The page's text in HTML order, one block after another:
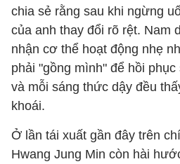
chia sẻ rằng sau khi ngừng
của anh thay đổi rõ rệt. Nam
nhận cơ thể hoạt động nhẹ
phải "gồng mình" để hồi
và mỗi sáng thức dậy đều
khoái.
Ở lần tái xuất gần đây trên
Hwang Jung Min còn hài